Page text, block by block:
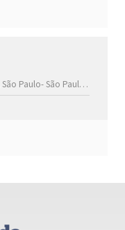
São Paulo-São Paulo(SP)